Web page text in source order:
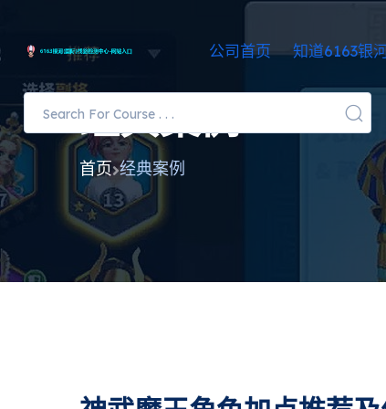
公司首页 知道6163银
经典案例
首页 经典案例